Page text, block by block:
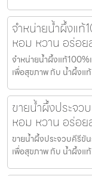
จำหน่ายน้ำผึ้งแท้
หอม หวาน อร่อ
จำหน่ายน้ำผึ้งแท้
เพื่อสุขภาพ กับ น้ำผึ้งแ
ขายน้ำผึ้งประจ
หอม หวาน อร่อ
ขายน้ำผึ้งประจวบคีรีขั
เพื่อสุขภาพ กับ น้ำผึ้งแ